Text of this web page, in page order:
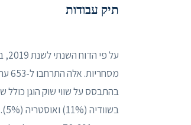
תיק עבודות
מסחריות. אלה התרחבו ל-653 ערים ועיריות מקומיות וזרות.
בשוודיה (11%) ואוסטריה (5%).